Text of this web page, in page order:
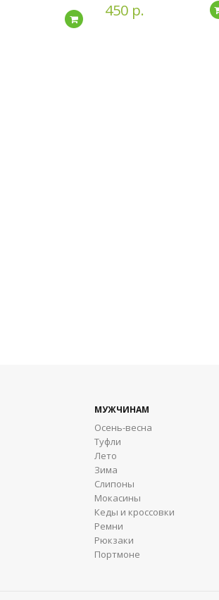
Подробнее
450 р.
МУЖЧИНАМ
Осень-весна
Туфли
Лето
Зима
Cлипоны
Мокасины
Кеды и кроссовки
Ремни
Рюкзаки
Портмоне